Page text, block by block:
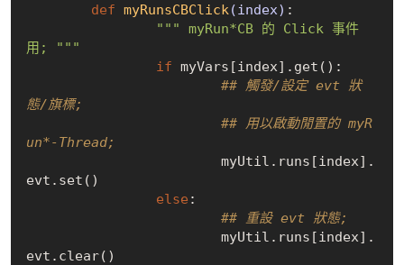
def myRunsCBClick (index) :
""" myRun*CB 的 Click 事件
用; """
if myVars[index].get():
## 觸發/設定 evt 狀
態/旗標;
## 用以啟動閒置的 myR
un*-Thread;
evt.set()
else :
## 重設 evt 狀態;
evt.clear()